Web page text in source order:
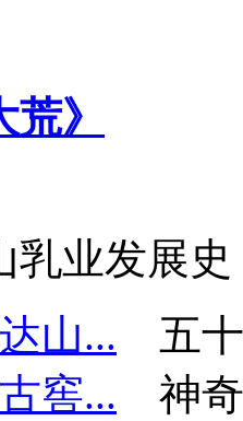
荒》
乳业发展史
山...
五
窖...
神